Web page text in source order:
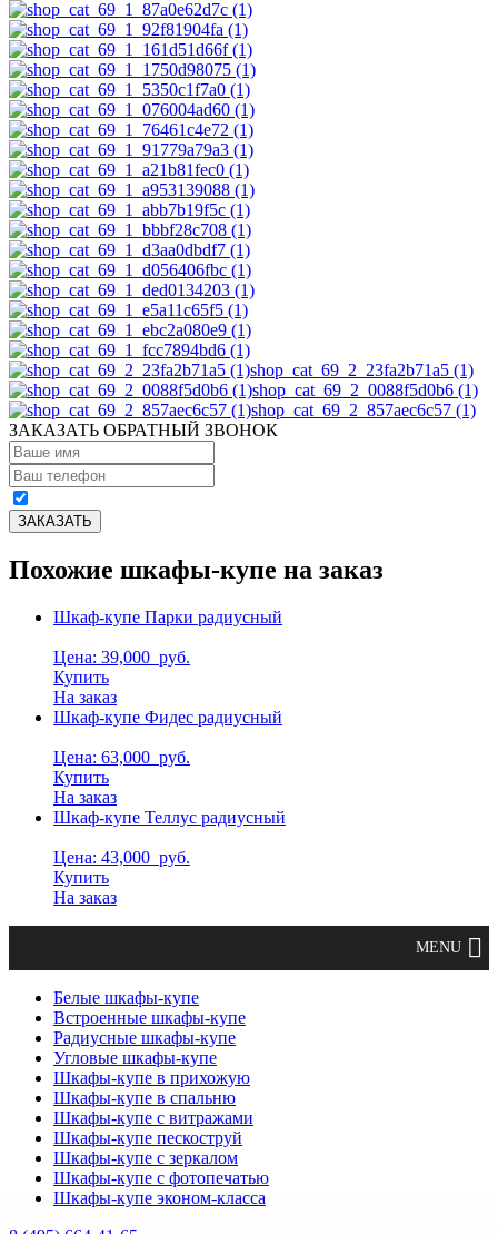
shop_cat_69_2_23fa2b71a5 (1)
shop_cat_69_2_0088f5d0b6 (1)
shop_cat_69_2_857aec6c57 (1)
ЗАКАЗАТЬ ОБРАТНЫЙ ЗВОНОК
Похожие шкафы-купе на заказ
Шкаф-купе Парки радиусный
Цена: 39,000 руб.
Купить
На заказ
Шкаф-купе Фидес радиусный
Цена: 63,000 руб.
Купить
На заказ
Шкаф-купе Теллус радиусный
Цена: 43,000 руб.
Купить
На заказ
Белые шкафы-купе
Встроенные шкафы-купе
Радиусные шкафы-купе
Угловые шкафы-купе
Шкафы-купе в прихожую
Шкафы-купе в спальню
Шкафы-купе с витражами
Шкафы-купе пескоструй
Шкафы-купе с зеркалом
Шкафы-купе с фотопечатью
Шкафы-купе эконом-класса